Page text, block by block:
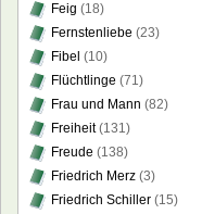
Feig (18)
Fernstenliebe (23)
Fibel (10)
Flüchtlinge (71)
Frau und Mann (82)
Freiheit(131)
Freude (138)
Friedrich Merz (3)
Friedrich Schiller (15)